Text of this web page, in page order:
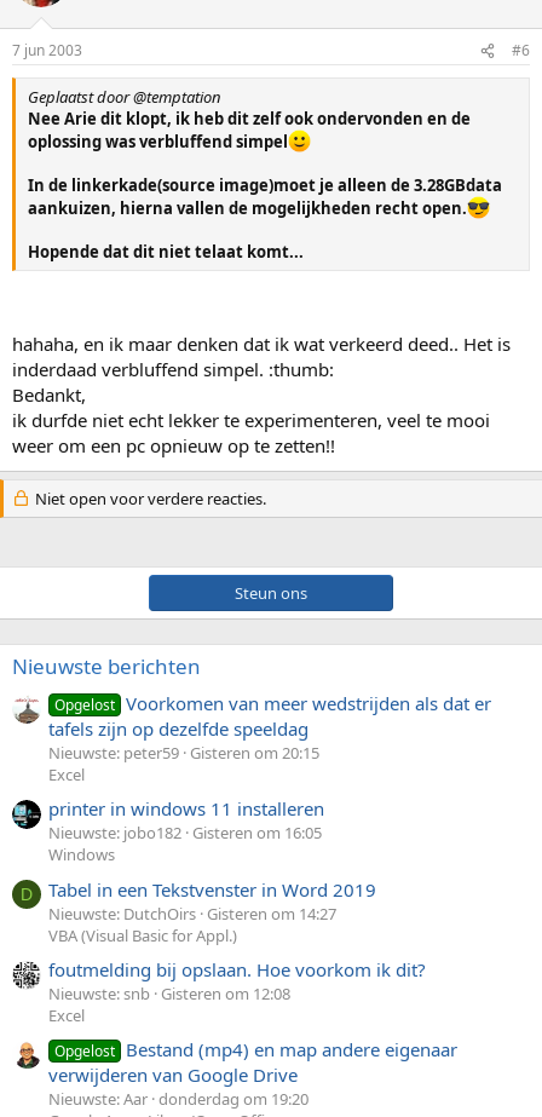
7 jun 2003 #6
Geplaatst door @temptation
Nee Arie dit klopt, ik heb dit zelf ook ondervonden en de
oplossing was verbluffend simpel
In de linkerkade(source image)moet je alleen de 3.28GBdata
aankuizen, hierna vallen de mogelijkheden recht open.
Hopende dat dit niet telaat komt...
hahaha, en ik maar denken dat ik wat verkeerd deed.. Het is
inderdaad verbluffend simpel. :thumb:
Bedankt,
ik durfde niet echt lekker te experimenteren, veel te mooi
weer om een pc opnieuw op te zetten!!
Niet open voor verdere reacties.
Steun ons
Nieuwste berichten
Opgelost Voorkomen van meer wedstrijden als dat er
tafels zijn op dezelfde speeldag
Nieuwste: peter59 Gisteren om 20:15
Excel
printer in windows 11 installeren
Nieuwste: jobo182 Gisteren om 16:05
Windows
D Tabel in een Tekstvenster in Word 2019
Nieuwste: DutchOirs Gisteren om 14:27
VBA (Visual Basic for Appl.)
foutmelding bij opslaan. Hoe voorkom ik dit?
Nieuwste: snb Gisteren om 12:08
Excel
Opgelost Bestand (mp4) en map andere eigenaar
verwijderen van Google Drive
Nieuwste: Aar donderdag om 19:20